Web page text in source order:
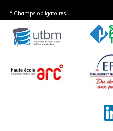
* Champs obligatoires